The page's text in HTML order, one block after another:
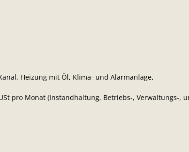
Heizung mit Öl, Klima- und Alarmanlage,
pro Monat (Instandhaltung, Betriebs-, Verwaltungs-,